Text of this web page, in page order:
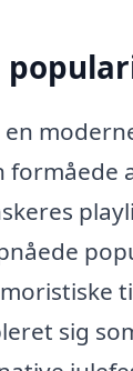
formåede
sig